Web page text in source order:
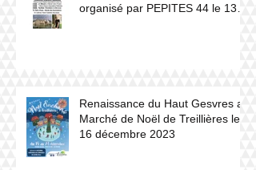
organisé par PEPITES 44 le 13
Renaissance du Haut Gesvres au
Marché de Noël de Treillières le
16 décembre 2023